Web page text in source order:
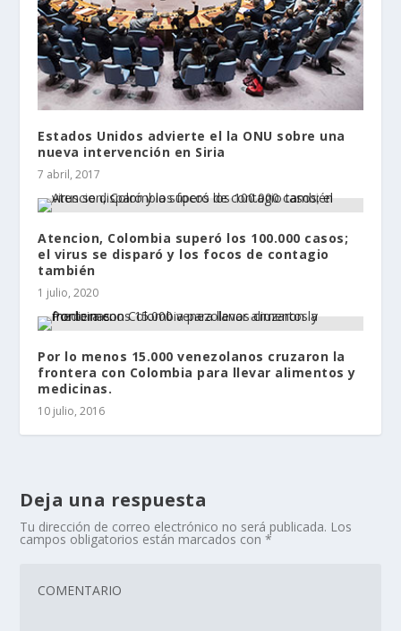
Estados Unidos advierte el la ONU sobre una
nueva intervención en Siria
7 abril, 2017
Atencion, Colombia superó los 100.000 casos;
el virus se disparó y los focos de contagio
también
1 julio, 2020
Por lo menos 15.000 venezolanos cruzaron la
frontera con Colombia para llevar alimentos y
medicinas.
10 julio, 2016
Deja una respuesta
Tu dirección de correo electrónico no será publicada. Los
campos obligatorios están marcados con*